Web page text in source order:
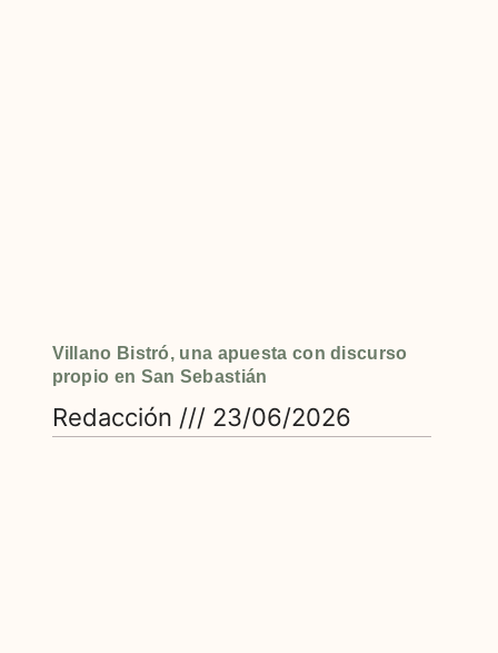
Villano Bistró, una apuesta con discurso
propio en San Sebastián
Redacción 23/06/2026